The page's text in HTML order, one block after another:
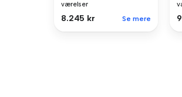
værelser
8.245 kr Se mere